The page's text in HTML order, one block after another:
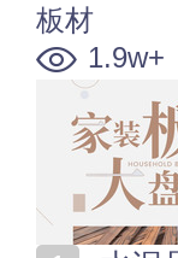
板材
1.9w+